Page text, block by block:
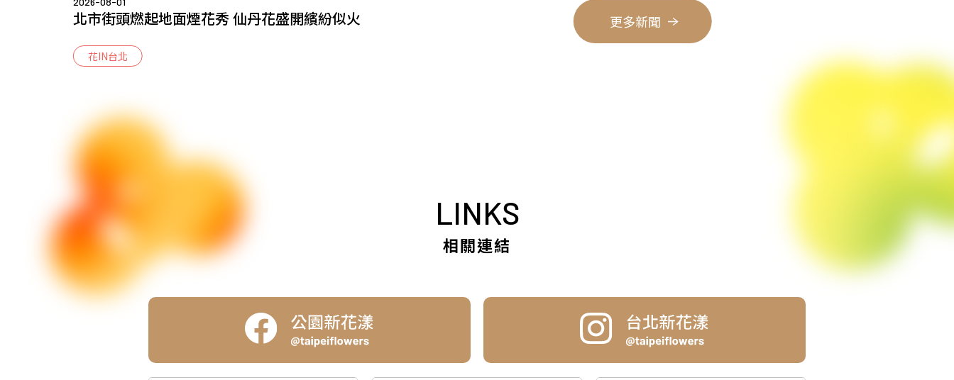
北市街頭燃起地面煙花秀 仙丹花盛開繽紛似火
花IN台北
更多新聞
LINKS
相關連結